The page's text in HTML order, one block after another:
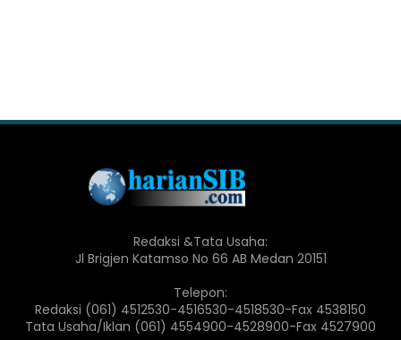
Redaksi &Tata Usaha:
Jl Brigjen Katamso No 66 AB Medan 20151
Telepon:
Redaksi (061) 4512530-4516530-4518530-Fax 4538150
Tata Usaha/Iklan (061) 4554900-4528900-Fax 4527900